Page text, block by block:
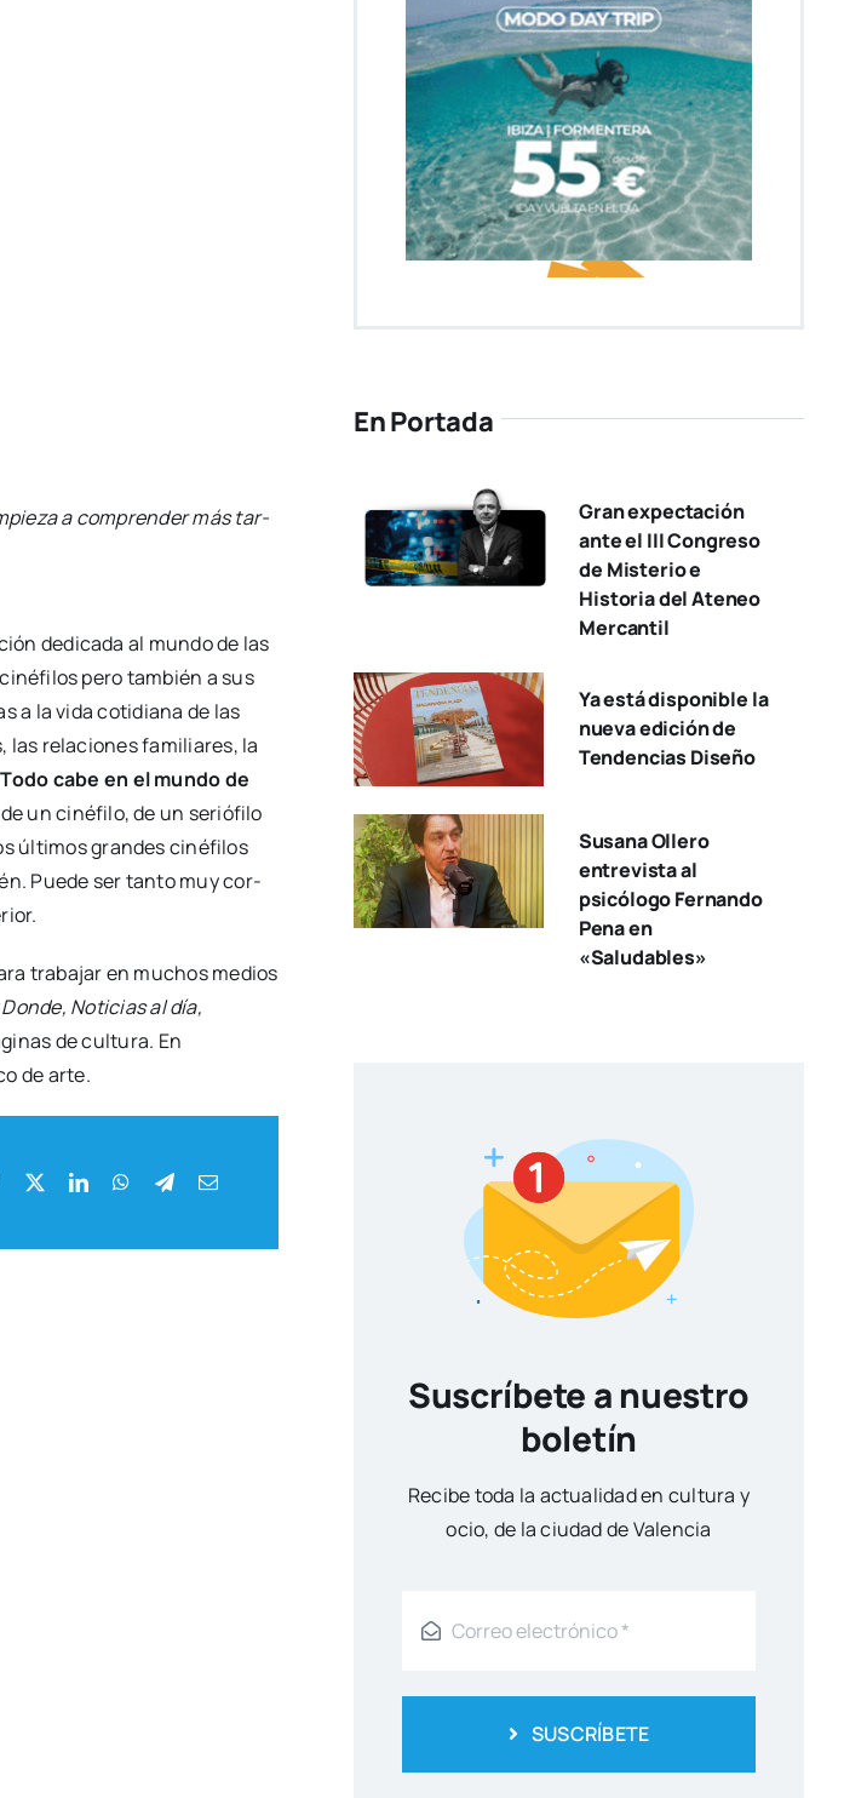
de las per­so­nas. La cons­truc­
épi­ca his­tó­ri­ca, dra­go­nes y
mun­do pue­de ser vis­ta des­
per­so­na­li­za­da enRafa
, y la lon­gi­tud de cada
o entre­vis­ta, o
tra­ba­jar en muchos medios
de cul­tu­ra. En
de arte.
En Portada
Gran expectación
ante el III Congreso
de Misterio e
Historia del Ateneo
Mercantil
Ya está disponible la
nueva edición de
Tendencias Diseño
Susana Ollero
entrevista al
psicólogo Fernando
Pena en
«Saludables»
Suscríbete a nuestro
boletín
Reci­be toda la actua­li­dad en cul­tu­ra y
ocio, de la ciu­dad de Valen­cia
SUSCRÍBETE